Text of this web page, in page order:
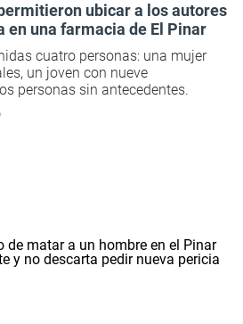
ubicar a los autores
en una farmacia de El Pinar
cuatro personas: una mujer
un joven con nueve
personas sin antecedentes.